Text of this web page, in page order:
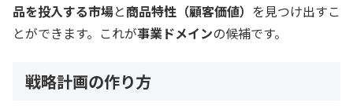
品を投入する市場と商品特性（顧客価値） を見つけ出すこ
とができます。これが事業ドメインの候補です。
戦略計画の作り方